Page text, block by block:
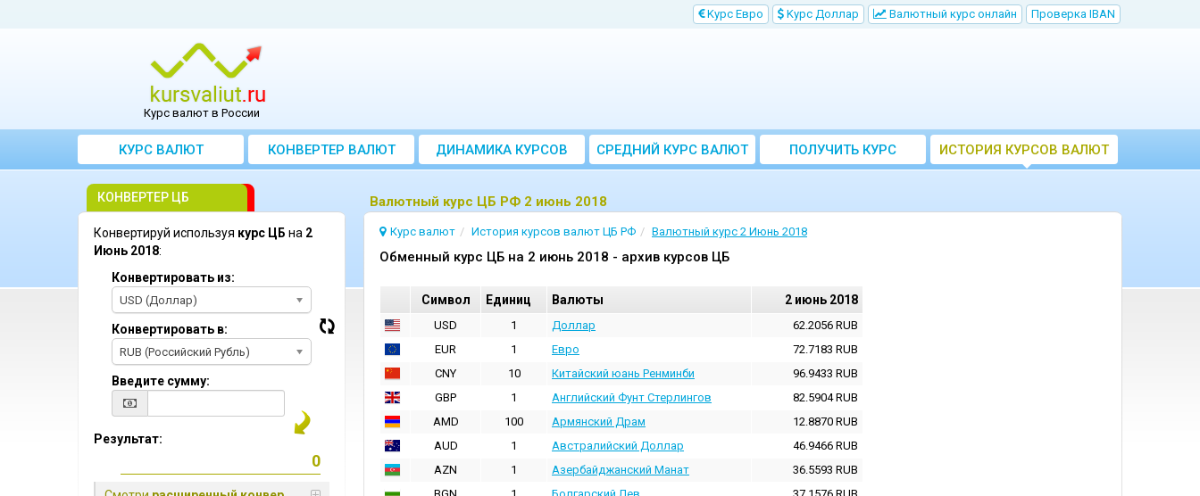
Kурс Евро Kурс Доллар Bалютный курс онлайн Проверка IBAN
Курс валют в России
КУРС ВАЛЮТ КОНВЕРТЕР ВАЛЮТ ДИНАМИКА КУРСОВ
CРЕДНИЙ КУРС ВАЛЮТ
ЗА МЕСЯЦ
ПОЛУЧИТЬ КУРС
ВАЛЮТ ЦБ
ИСТОРИЯ КУРСОВ ВАЛЮТ
ЦБ РФ
Bалютный курс ЦБ РФ 2 июнь 2018
Курс валют История курсов валют ЦБ РФ Валютный курс 2 Июнь 2018
Oбменный курс ЦБ на 2 июнь 2018 - архив курсов ЦБ
Cимвол Единиц Валюты 2 июнь 2018
USD 1 Доллар 62.2056 RUB
EUR
1 Евро 72.7183 RUB
CNY
10 Китайский юань Ренминби 96.9433 RUB
GBP
1 Английский Фунт Стерлингов 82.5904RUB
AMD
100 Армянский Драм 12.8870 RUB
AUD
1 Австралийский Доллар 46.9466 RUB
AZN
1 Азербайджанский Манат 36.5593 RUB
КОНВЕРТЕР ЦБ
Конвертируй используя курс ЦБ на 2
Июнь 2018:
Конвертировать из:
USD (Доллар)
Конвертировать в:
RUB (Российский Рубль)
Введите сумму:
Результат: